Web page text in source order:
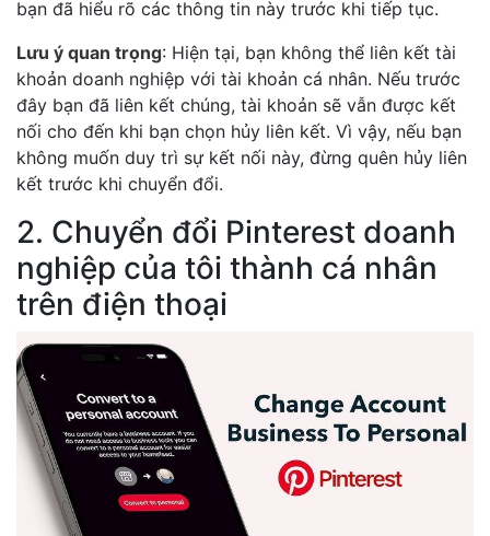
bạn đã hiểu rõ các thông tin này trước khi tiếp tục.
Lưu ý quan trọng: Hiện tại, bạn không thể liên kết tài
khoản doanh nghiệp với tài khoản cá nhân. Nếu trước
đây bạn đã liên kết chúng, tài khoản sẽ vẫn được kết
nối cho đến khi bạn chọn hủy liên kết. Vì vậy, nếu bạn
không muốn duy trì sự kết nối này, đừng quên hủy liên
kết trước khi chuyển đổi.
2. Chuyển đổi Pinterest doanh
nghiệp của tôi thành cá nhân
trên điện thoại